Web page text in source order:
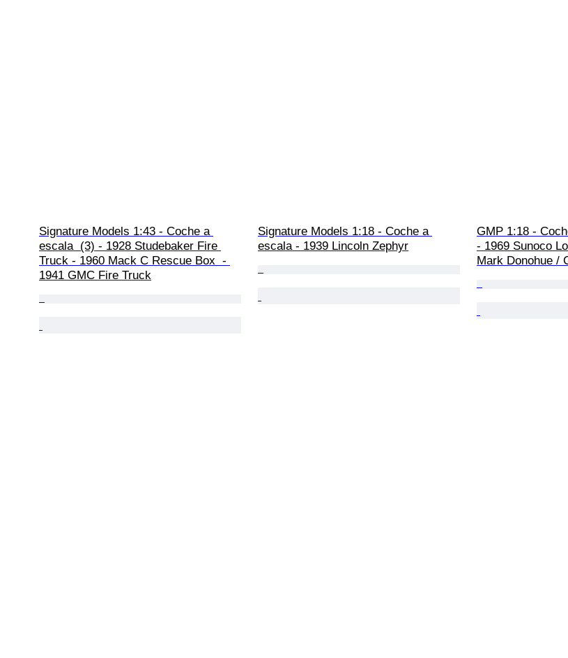
Signature Models 1:43 - Coche a
escala  (3) - 1928 Studebaker Fire
Truck - 1960 Mack C Rescue Box  -
1941 GMC Fire Truck
Signature Models 1:18 - Coche a
escala - 1939 Lincoln Zephyr
GMP 1:18 -
- 1969 Sunoco
Mark Donohue /